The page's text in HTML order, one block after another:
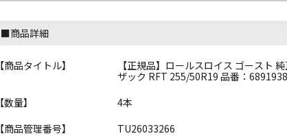
■商品詳細
【商品タイトル】
【正規品】ロールスロイス ゴースト 純正 19in 8.5J +25 PCD120 ブリヂストン ブリ
ザック RFT 255/50R19 品番：
【数量】
4本
【商品管理番号】
TU26033266